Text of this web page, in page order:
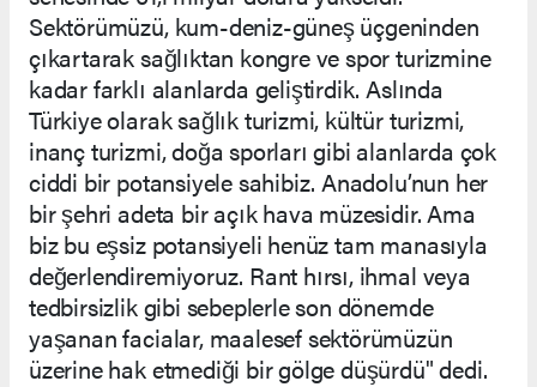
Sektörümüzü, kum-deniz-güneş üçgeninden
çıkartarak sağlıktan kongre ve spor turizmine
kadar farklı alanlarda geliştirdik. Aslında
Türkiye olarak sağlık turizmi, kültür turizmi,
inanç turizmi, doğa sporları gibi alanlarda çok
ciddi bir potansiyele sahibiz. Anadolu’nun her
bir şehri adeta bir açık hava müzesidir. Ama
biz bu eşsiz potansiyeli henüz tam manasıyla
değerlendiremiyoruz. Rant hırsı, ihmal veya
tedbirsizlik gibi sebeplerle son dönemde
yaşanan facialar, maalesef sektörümüzün
üzerine hak etmediği bir gölge düşürdü" dedi.